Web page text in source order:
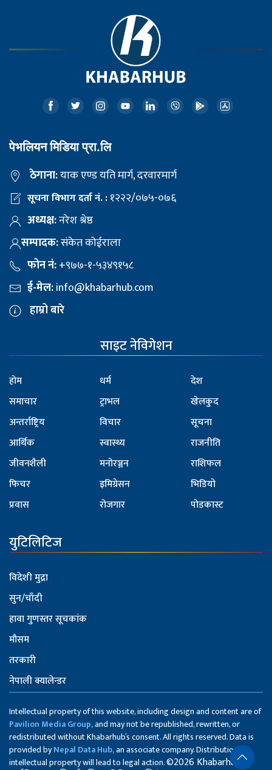
पेभलियन मिडिया प्रा.लि
ठेगाना:याक एण्ड यति मार्ग, दरवारमार्ग
सूचना विभाग दर्ता नं. :१२२२/०७५-०७६
अध्यक्ष:नरेश श्रेष्ठ
सम्पादक:संकेत कोईराला
फोन नं:+९७७-१-५३४९१५८
ई-मेल:info@khabarhub.com
हाम्रो बारे
साइट नेविगेशन
होम
समाचार
अन्तर्राष्ट्रिय
आर्थिक
जीवनशैली
फिचर
प्रवास
धर्म
ट्राभल
विचार
स्वास्थ्य
मनोरञ्जन
इमिग्रेसन
रोजगार
देश
खेलकुद
सूचना
राजनीति
राशिफल
भिडियो
पोडकास्ट
युटिलिटिज
विदेशी मुद्रा
सुन/चाँदी
हावा गुणस्तर सूचकांक
मौसम
तरकारी
नेपाली क्यालेन्डर
Intellectual property of this website, including design and content are of
Pavilion Media Group,and may not be republished, rewritten, or
redistributed without Khabarhub’s consent. All rights reserved. Data is
provided byNepal Data Hub,an associate company. Distribution of
intellectual property will lead to legal action.©2026 Khabarhub